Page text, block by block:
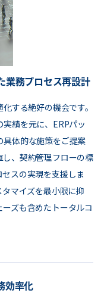
業務プロセス再設計
する絶好の機会です。
績を元に、ERPパッ
具体的な施策をご提案
し、契約管理フローの標
スの実現を支援しま
マイズを最小限に抑
ズも含めたトータルコ
効率化